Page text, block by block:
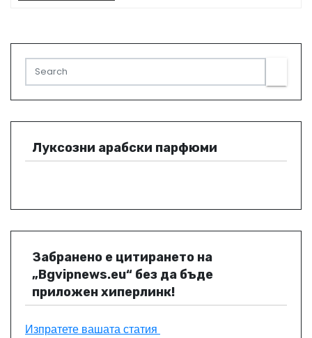
Луксозни арабски парфюми
Забранено е цитирането на
„Bgvipnews.eu“ без да бъде
приложен хиперлинк!
Изпратете вашата статия